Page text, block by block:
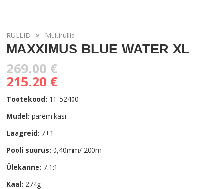
RULLID Multirullid
MAXXIMUS BLUE WATER XL
269.00 €
215.20 €
Tootekood: 11-52400
Mudel: parem käsi
Laagreid: 7+1
Pooli suurus: 0,40mm/ 200m
Ülekanne: 7.1:1
Kaal: 274g